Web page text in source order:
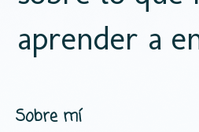
aprender a
Sobre mí